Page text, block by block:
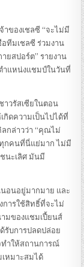
ของเชลซี “จะไม่มี
ทีมเชลซี ร่วมงาน
ยสปอร์ต” รายงาน
ำแหน่งแชมป์ในวันที่
าวรัสเซียในตอน
กิดความเป็นไปได้ที่
กล่าวว่า “คุณไม่
กคนที่นี่แย่มาก ไม่มี
นะเลิศ มันมี
อนอยู่มากมาย และ
การใช้สิทธิ์ที่จะไม่
มของแชมเปี้ยนส์
รับการปลดปล่อย
ำให้สถานการณ์
เหมาะสมได้